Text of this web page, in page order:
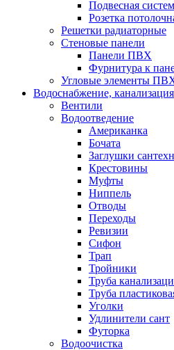
Подвесная
Розетка
Решетки радиаторные
Стеновые панели
Панели ПВХ
Фурнитура к
Угловые элементы
Водоснабжение, канализация
Вентили
Водоотведение
Американка
Бочата
Заглушки
Крестовины
Муфты
Ниппель
Отводы
Переходы
Ревизии
Сифон
Трап
Тройники
Труба
Труба
Уголки
Удлинители сант
Футорка
Водоочистка